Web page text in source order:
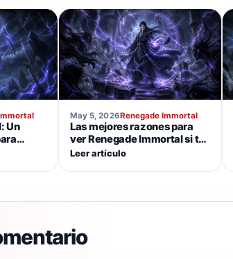
Un
del
May 5, 2026Renegade Immortal
Las mejores razones para
ver Renegade Immortal si te
gusta el donghua de fantasía
Leer artículo